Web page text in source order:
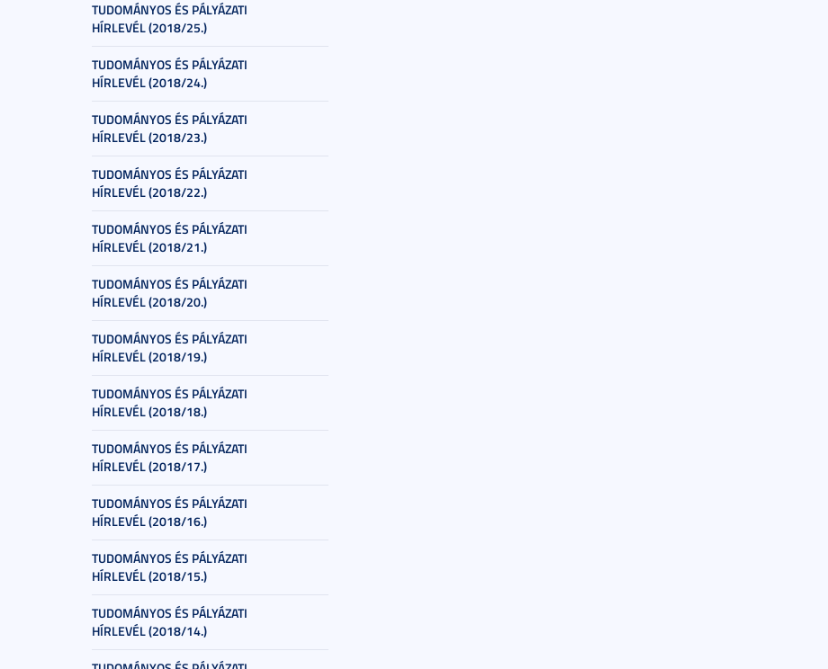
TUDOMÁNYOS ÉS PÁLYÁZATI
HÍRLEVÉL (2018/25.)
TUDOMÁNYOS ÉS PÁLYÁZATI
HÍRLEVÉL (2018/24.)
TUDOMÁNYOS ÉS PÁLYÁZATI
HÍRLEVÉL (2018/23.)
TUDOMÁNYOS ÉS PÁLYÁZATI
HÍRLEVÉL (2018/22.)
TUDOMÁNYOS ÉS PÁLYÁZATI
HÍRLEVÉL (2018/21.)
TUDOMÁNYOS ÉS PÁLYÁZATI
HÍRLEVÉL (2018/20.)
TUDOMÁNYOS ÉS PÁLYÁZATI
HÍRLEVÉL (2018/19.)
TUDOMÁNYOS ÉS PÁLYÁZATI
HÍRLEVÉL (2018/18.)
TUDOMÁNYOS ÉS PÁLYÁZATI
HÍRLEVÉL (2018/17.)
TUDOMÁNYOS ÉS PÁLYÁZATI
HÍRLEVÉL (2018/16.)
TUDOMÁNYOS ÉS PÁLYÁZATI
HÍRLEVÉL (2018/15.)
TUDOMÁNYOS ÉS PÁLYÁZATI
HÍRLEVÉL (2018/14.)